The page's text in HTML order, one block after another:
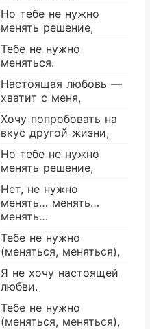
Но тебе не нужно
менять решение,
Тебе не нужно
меняться.
Настоящая любовь —
хватит с меня,
Хочу попробовать на
вкус другой жизни,
Но тебе не нужно
менять решение,
Нет, не нужно
менять… менять…
менять…
Тебе не нужно
(меняться, меняться),
Я не хочу настоящей
любви.
Тебе не нужно
(меняться, меняться),